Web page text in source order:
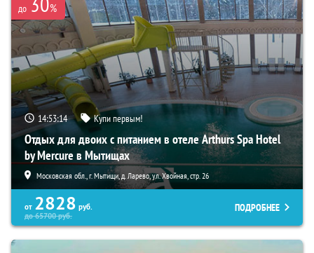
до %
14:53:13 Купи первым!
Отдых для двоих с питанием в отеле Arthurs Spa Hotel
by Mercure в Мытищах
Московская обл., г. Мытищи, д. Ларево, ул. Хвойная, стр. 26
от 2828 руб.
до65700руб.
ПОДРОБНЕЕ